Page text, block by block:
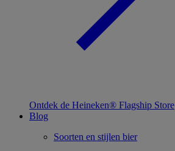
Ontdek de Heineken® Flagship Store
Blog
Soorten en stijlen bier